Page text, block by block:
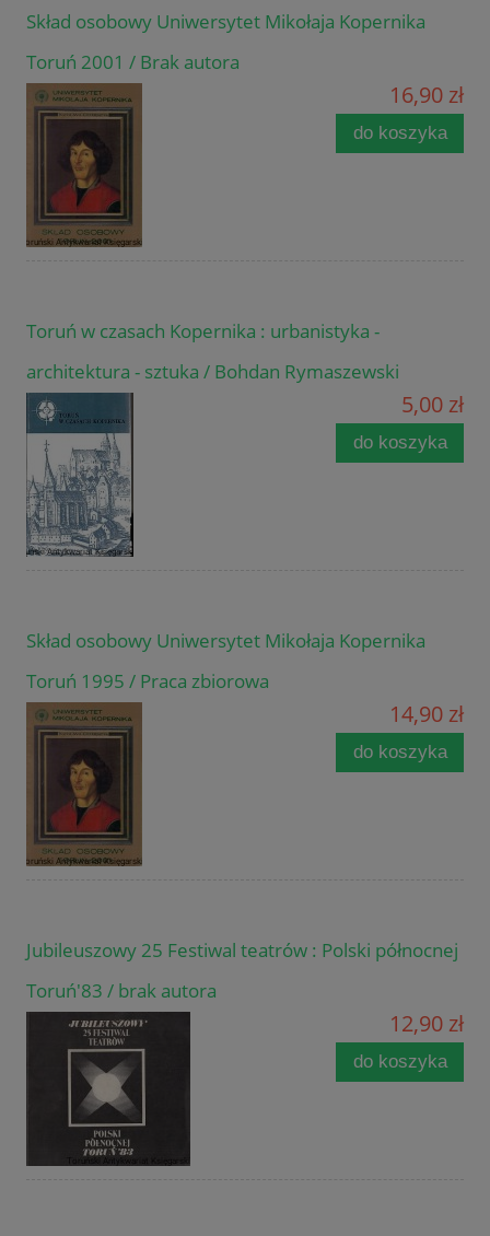
Skład osobowy Uniwersytet Mikołaja Kopernika
Toruń 2001 / Brak autora
16,90 zł
do koszyka
Toruń w czasach Kopernika : urbanistyka -
architektura - sztuka / Bohdan Rymaszewski
5,00 zł
do koszyka
Skład osobowy Uniwersytet Mikołaja Kopernika
Toruń 1995 / Praca zbiorowa
14,90 zł
do koszyka
Jubileuszowy 25 Festiwal teatrów : Polski północnej
Toruń'83 / brak autora
12,90 zł
do koszyka